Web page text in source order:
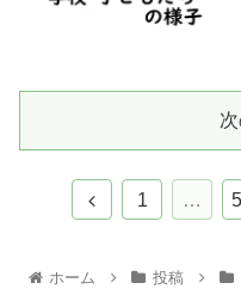
1 …
ホーム 投稿